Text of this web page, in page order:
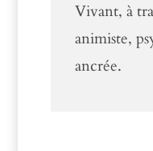
Vivant, à
animiste,
ancrée.